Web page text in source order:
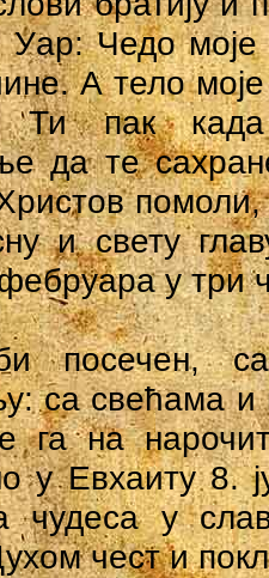
Уap: Чедо
А тело
Ти пак
да те
и свету
у три
посечен,
са свећама
га на
у Евхаиту 8.
чудеса у
чест и